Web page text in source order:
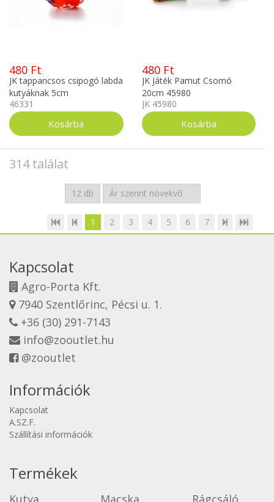
480 Ft
JK tappancsos csipogó labda
kutyáknak 5cm
46331
480 Ft
JK Játék Pamut Csomó
20cm 45980
JK 45980
314 találat
1 2 3 4 5 6 7
Kapcsolat
Agro-Porta Kft.
7940 Szentlőrinc, Pécsi u. 1.
+36 (30) 291-7143
info@zooutlet.hu
@zooutlet
Információk
Kapcsolat
A.SZ.F.
Szállítási információk
Termékek
Kutya Macska Rágcsáló